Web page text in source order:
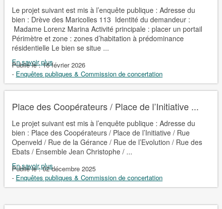
Le projet suivant est mis à l’enquête publique : Adresse du
bien : Drève des Maricolles 113 Identité du demandeur :
Madame Lorenz Marina Activité principale : placer un portail
Périmètre et zone : zones d’habitation à prédominance
résidentielle Le bien se situe ...
En savoir plus
Publié le :16 février 2026
- Enquêtes publiques & Commission de concertation
Place des Coopérateurs / Place de l’Initiative ...
Le projet suivant est mis à l’enquête publique : Adresse du
bien : Place des Coopérateurs / Place de l’Initiative / Rue
Openveld / Rue de la Gérance / Rue de l’Evolution / Rue des
Ebats / Ensemble Jean Christophe / ...
En savoir plus
Publié le :02 décembre 2025
- Enquêtes publiques & Commission de concertation